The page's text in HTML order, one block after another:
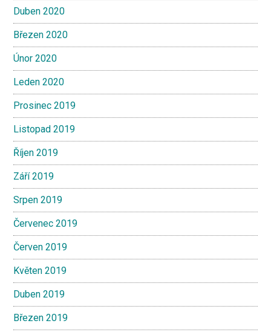
Duben 2020
Březen 2020
Únor 2020
Leden 2020
Prosinec 2019
Listopad 2019
Říjen 2019
Září 2019
Srpen 2019
Červenec 2019
Červen 2019
Květen 2019
Duben 2019
Březen 2019